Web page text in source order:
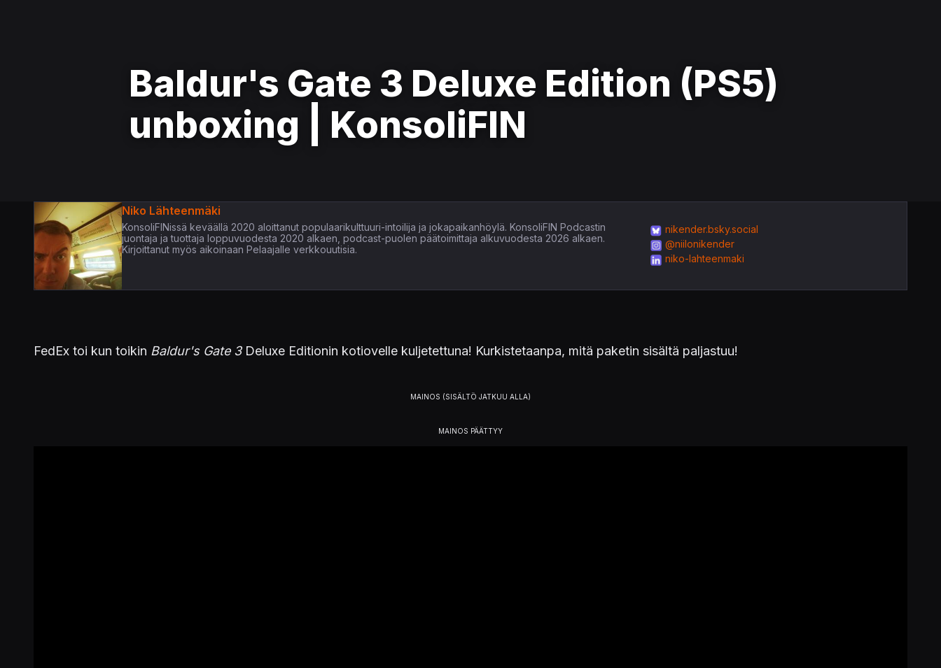
Baldur's Gate 3 Deluxe Edition (PS5)
unboxing | KonsoliFIN
Niko Lähteenmäki
KonsoliFINissä keväällä 2020 aloittanut populaarikulttuuri-intoilija ja jokapaikanhöylä. KonsoliFIN Podcastin
juontaja ja tuottaja loppuvuodesta 2020 alkaen, podcast-puolen päätoimittaja alkuvuodesta 2026 alkaen.
Kirjoittanut myös aikoinaan Pelaajalle verkkouutisia.
nikender.bsky.social
@niilonikender
niko-lahteenmaki
FedEx toi kun toikin Baldur's Gate 3 Deluxe Editionin kotiovelle kuljetettuna! Kurkistetaanpa, mitä paketin sisältä paljastuu!